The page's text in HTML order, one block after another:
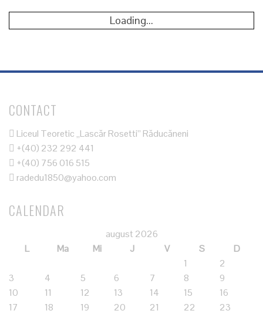
Loading...
CONTACT
Liceul Teoretic „Lascăr Rosetti” Răducăneni
+(40) 232 292 441
+(40) 756 016 515
radedu1850@yahoo.com
CALENDAR
august 2026
L
Ma Mi J V S
D
1
2
3
4 5 6 7 8
9
10
11 12 13 14 15
16
17
18 19 20 21 22
23